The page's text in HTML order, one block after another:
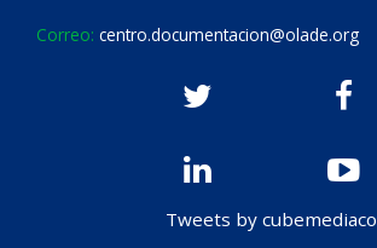
Correo: centro.documentacion@olade.org
Tweets by cubemediaco